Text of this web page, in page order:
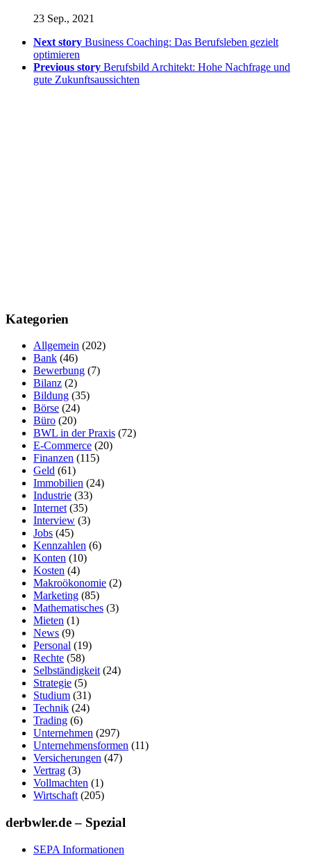
23 Sep., 2021
Next story Business Coaching: Das Berufsleben gezielt
optimieren
Previous story Berufsbild Architekt: Hohe Nachfrage und
gute Zukunftsaussichten
Kategorien
Allgemein (202)
Bank (46)
Bewerbung (7)
Bilanz (2)
Bildung (35)
Börse (24)
Büro (20)
BWL in der Praxis (72)
E-Commerce (20)
Finanzen (115)
Geld (61)
Immobilien (24)
Industrie (33)
Internet (35)
Interview (3)
Jobs (45)
Kennzahlen (6)
Konten (10)
Kosten (4)
Makroökonomie (2)
Marketing (85)
Mathematisches (3)
Mieten (1)
News (9)
Personal (19)
Rechte (58)
Selbständigkeit (24)
Strategie (5)
Studium (31)
Technik (24)
Trading (6)
Unternehmen (297)
Unternehmensformen (11)
Versicherungen (47)
Vertrag (3)
Vollmachten (1)
Wirtschaft (205)
derbwler.de – Spezial
SEPA Informationen